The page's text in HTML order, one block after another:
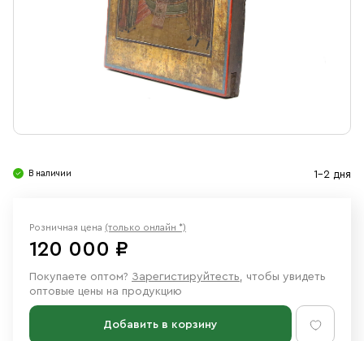
Ювелирные изделия
В наличии 1-2 дня
Розничная цена (только онлайн *)
120 000 ₽
Покупаете оптом? Зарегистируйтесть, чтобы увидеть
оптовые цены на продукцию
Добавить в корзину